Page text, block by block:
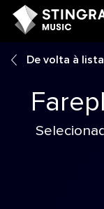
De volta à